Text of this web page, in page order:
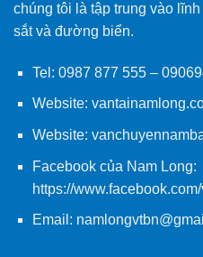
chúng tôi là tập trung vào
sắt và đường biển.
Tel: 0987 877 555–
Website:
Website:
Facebook của Nam Long:
https://
Email: